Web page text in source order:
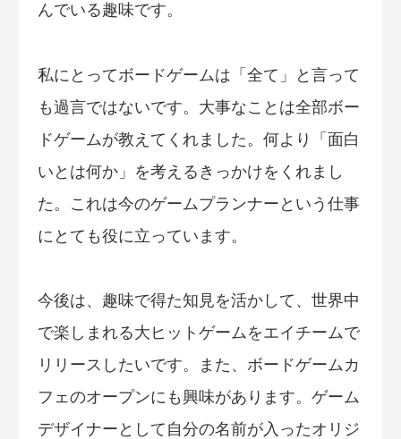
んでいる趣味です。
私にとってボードゲームは「全て」と言って
も過言ではないです。大事なことは全部ボー
ドゲームが教えてくれました。何より「面白
いとは何か」を考えるきっかけをくれまし
た。これは今のゲームプランナーという仕事
にとても役に立っています。
今後は、趣味で得た知見を活かして、世界中
で楽しまれる大ヒットゲームをエイチームで
リリースしたいです。また、ボードゲームカ
フェのオープンにも興味があります。ゲーム
デザイナーとして自分の名前が入ったオリジ